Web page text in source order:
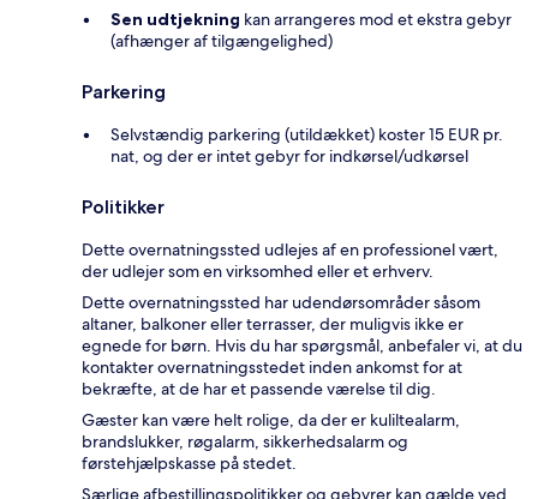
Sen udtjekning kan arrangeres mod et ekstra gebyr
(afhænger af tilgængelighed)
Parkering
Selvstændig parkering (utildækket) koster 15 EUR pr.
nat, og der er intet gebyr for indkørsel/udkørsel
Politikker
Dette overnatningssted udlejes af en professionel vært,
der udlejer som en virksomhed eller et erhverv.
Dette overnatningssted har udendørsområder såsom
altaner, balkoner eller terrasser, der muligvis ikke er
egnede for børn. Hvis du har spørgsmål, anbefaler vi, at du
kontakter overnatningsstedet inden ankomst for at
bekræfte, at de har et passende værelse til dig.
Gæster kan være helt rolige, da der er kuliltealarm,
brandslukker, røgalarm, sikkerhedsalarm og
førstehjælpskasse på stedet.
Særlige afbestillingspolitikker og gebyrer kan gælde ved